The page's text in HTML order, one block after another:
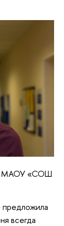
МАОУ «СОШ
всегда